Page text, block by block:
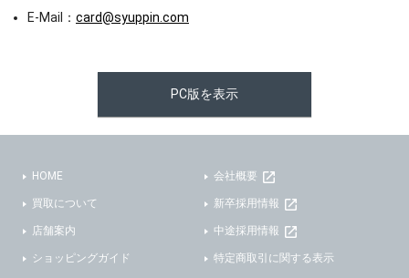
E-Mail： card@syuppin.com
PC版を表示
HOME
買取について
店舗案内
ショッピングガイド
会社概要
新卒採用情報
中途採用情報
特定商取引に関する表示